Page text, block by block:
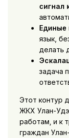
сигнал
Единые
язык,
делать
задача
Этот контур
ЖКХ Улан-
работам, и к
граждан